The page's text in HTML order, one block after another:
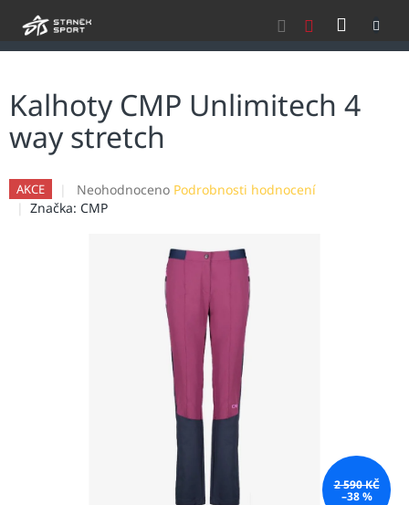
Kalhoty CMP Unlimitech 4
way stretch
AKCE
Průměrné
hodnocení
Neohodnoceno Podrobnosti hodnocení
Značka: CMP
2 590 KČ
–38 %